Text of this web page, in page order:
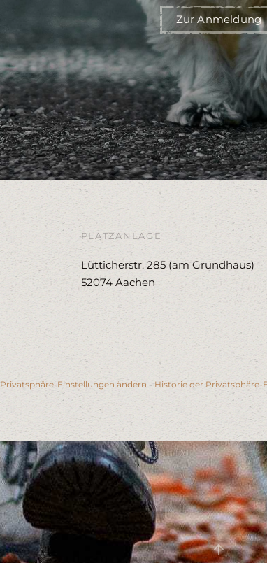
Zur Anmeldung
PLATZANLAGE
Lütticherstr. 285 (am Grundhaus)
52074 Aachen
Privatsphäre-Einstellungen ändern - Historie der Privatsphäre-